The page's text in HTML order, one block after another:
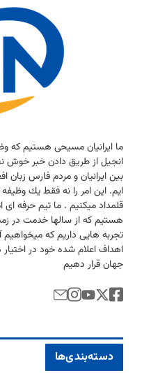
ما ایرانیان مسیحی هستیم كه
انجیل از طریق دادن خبر خوش
بین ایرانیان و مردم فارس زبان
ایم. این امر را نه فقط یك
قلمداد میكنیم . ما تیم حرفه
هستیم كه از سالها خدمت در
تجربه هایی داریم كه میخواهیم
اهداف اعلام شده خود در اختیار
جهان قرار دهیم
دسته‌بندی‌ها